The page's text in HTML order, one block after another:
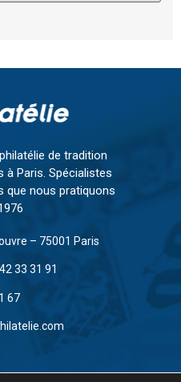
de tradition
à Paris. Spécialistes
que nous pratiquons
– 75001 Paris
33 31 91
67